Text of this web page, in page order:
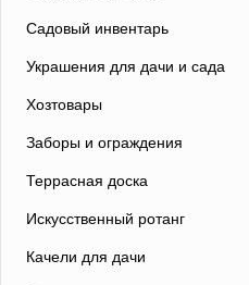
Садовый инвентарь
Украшения для дачи и сада
Хозтовары
Заборы и ограждения
Террасная доска
Искусственный ротанг
Качели для дачи